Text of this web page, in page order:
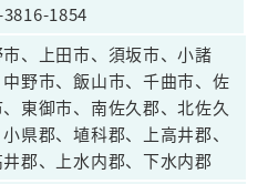
1854
、上田市、須坂市、小諸
野市、飯山市、千曲市、佐
東御市、南佐久郡、北佐久
県郡、埴科郡、上高井郡、
郡、上水内郡、下水内郡